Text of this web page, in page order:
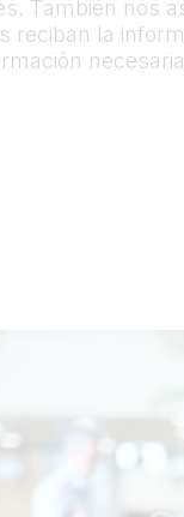
También nos
reciban la